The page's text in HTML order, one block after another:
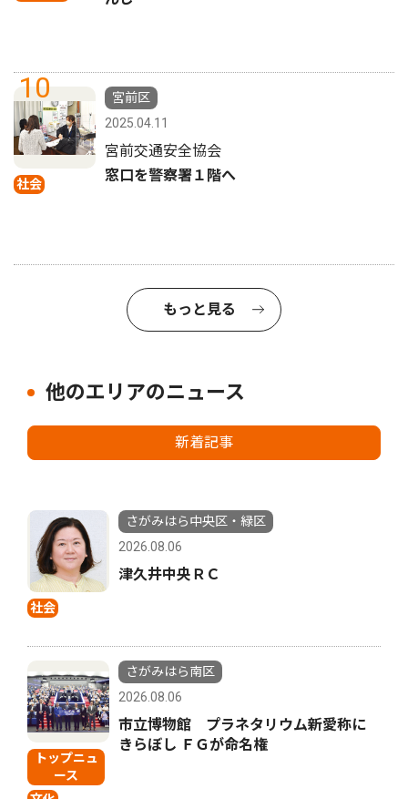
10
社会
宮前区
2025.04.11
宮前交通安全協会
窓口を警察署１階へ
もっと見る
他のエリアのニュース
新着記事
社会
さがみはら中央区・緑区
2026.08.06
津久井中央ＲＣ
トップニュ
ース
さがみはら南区
2026.08.06
市立博物館 プラネタリウム新愛称に
きらぼし ＦＧが命名権